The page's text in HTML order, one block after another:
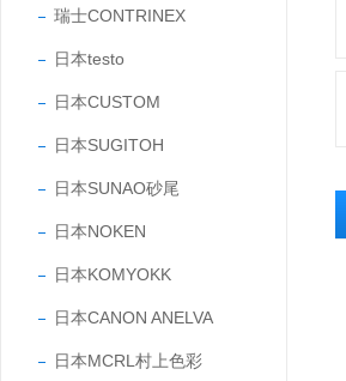
瑞士CONTRINEX
日本testo
日本CUSTOM
日本SUGITOH
日本SUNAO砂尾
日本NOKEN
日本KOMYOKK
日本CANON ANELVA
日本MCRL村上色彩